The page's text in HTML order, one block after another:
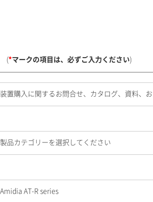
(*マークの項目は、必ずご入力ください)